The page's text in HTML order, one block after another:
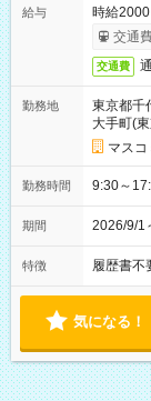
給与
時給
交通
交通費
勤務地
東京都千
大手町(
マスコ
勤務時間 9:30～
期間 2026/9/
特徴 履歴書不
気になる！